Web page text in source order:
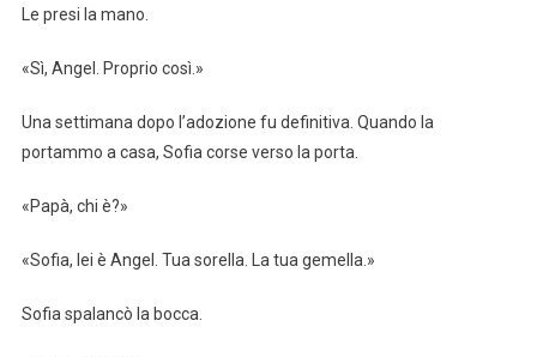
Le presi la mano.
«Sì, Angel. Proprio così.»
Una settimana dopo l’adozione fu definitiva. Quando la
portammo a casa, Sofia corse verso la porta.
«Papà, chi è?»
«Sofia, lei è Angel. Tua sorella. La tua gemella.»
Sofia spalancò la bocca.